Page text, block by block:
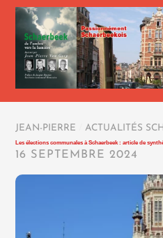
JEAN-PIERRE ACTUALITÉS
Les élections communales à Schaerbeek : article de
16 SEPTEMBRE 2024